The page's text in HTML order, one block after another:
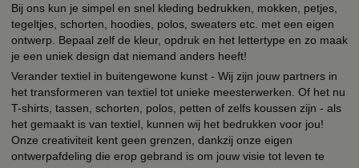
Bij ons kun je simpel en snel kleding bedrukken, mokken, petjes,
tegeltjes, schorten, hoodies, polos, sweaters etc. met een eigen
ontwerp. Bepaal zelf de kleur, opdruk en het lettertype en zo maak
je een uniek design dat niemand anders heeft!
Verander textiel in buitengewone kunst - Wij zijn jouw partners in
het transformeren van textiel tot unieke meesterwerken. Of het nu
T-shirts, tassen, schorten, polos, petten of zelfs koussen zijn - als
het gemaakt is van textiel, kunnen wij het bedrukken voor jou!
Onze creativiteit kent geen grenzen, dankzij onze eigen
ontwerpafdeling die erop gebrand is om jouw visie tot leven te